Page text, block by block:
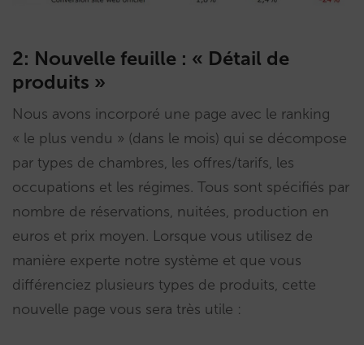
2: Nouvelle feuille : « Détail de
produits »
Nous avons incorporé une page avec le ranking
« le plus vendu » (dans le mois) qui se décompose
par types de chambres, les offres/tarifs, les
occupations et les régimes. Tous sont spécifiés par
nombre de réservations, nuitées, production en
euros et prix moyen. Lorsque vous utilisez de
manière experte notre système et que vous
différenciez plusieurs types de produits, cette
nouvelle page vous sera très utile :